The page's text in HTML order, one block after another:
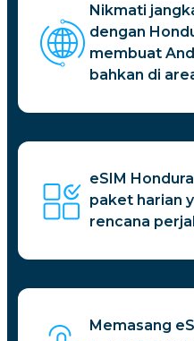
Nikmati
dengan
membuat
bahkan di
eSIM
paket harian
rencana
Memasang